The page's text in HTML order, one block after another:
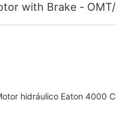
with Brake -